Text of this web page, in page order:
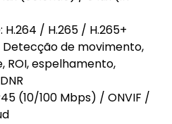
H.264 / H.265 / H.265+
Detecção de movimento,
ROI, espelhamento,
(10/100 Mbps) / ONVIF /